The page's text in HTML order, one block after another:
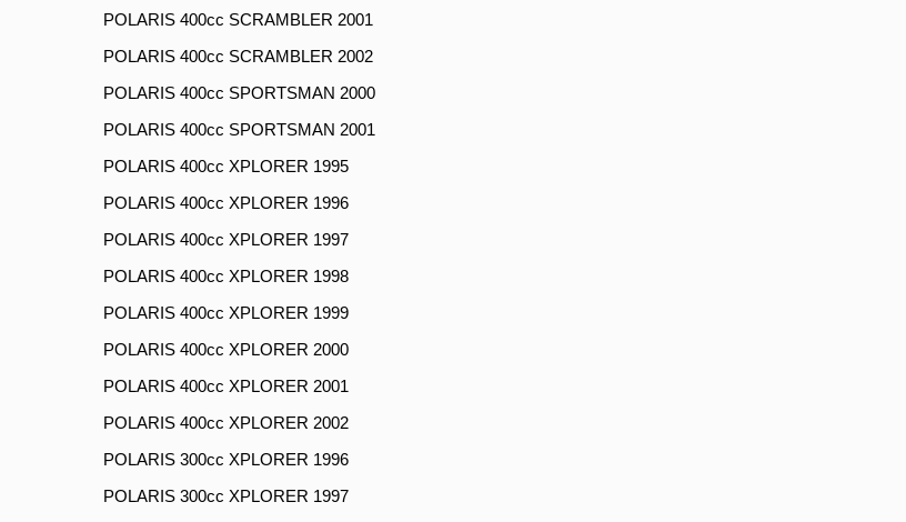
POLARIS 400cc SCRAMBLER 2001
POLARIS 400cc SCRAMBLER 2002
POLARIS 400cc SPORTSMAN 2000
POLARIS 400cc SPORTSMAN 2001
POLARIS 400cc XPLORER 1995
POLARIS 400cc XPLORER 1996
POLARIS 400cc XPLORER 1997
POLARIS 400cc XPLORER 1998
POLARIS 400cc XPLORER 1999
POLARIS 400cc XPLORER 2000
POLARIS 400cc XPLORER 2001
POLARIS 400cc XPLORER 2002
POLARIS 300cc XPLORER 1996
POLARIS 300cc XPLORER 1997